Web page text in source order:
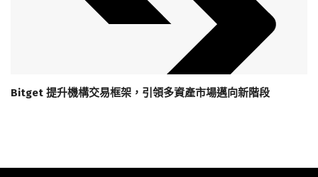
Bitget 提升機構交易框架，引領多資產市場邁向新階段